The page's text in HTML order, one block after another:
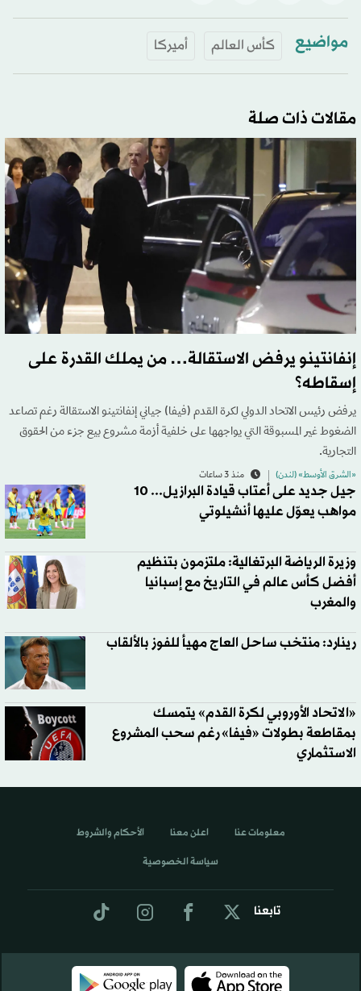
مواضيع كأس العالم أميركا
مقالات ذات صلة
إنفانتينو يرفض الاستقالة… من يملك القدرة على
إسقاطه؟
يرفض رئيس الاتحاد الدولي لكرة القدم (فيفا) جياني إنفانتينو الاستقالة رغم تصاعد
الضغوط غير المسبوقة التي يواجهها على خلفية أزمة مشروع بيع جزء من الحقوق
التجارية.
«الشرق الأوسط» (لندن) منذ 3 ساعات
جيل جديد على أعتاب قيادة البرازيل... 10
مواهب يعوّل عليها أنشيلوتي
وزيرة الرياضة البرتغالية: ملتزمون بتنظيم
أفضل كأس عالم في التاريخ مع إسبانيا
والمغرب
رينارد: منتخب ساحل العاج مهيأ للفوز بالألقاب
«الاتحاد الأوروبي لكرة القدم» يتمسك
بمقاطعة بطولات «فيفا» رغم سحب المشروع
الاستثماري
تابعنا
معلومات عنا اعلن معنا الأحكام والشروط
سياسة الخصوصية